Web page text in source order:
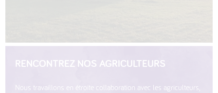
RENCONTREZ NOS AGRICULTEURS
Nous travaillons en étroite collaboration avec les agriculteurs,